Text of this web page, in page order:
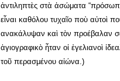
ἀντιληπτὲς στὰ ἀσώματα
εἶναι καθόλου τυχαῖο ποὺ αὐτοὶ
ανακάλυψαν καὶ τὸν προέβαλαν
ἁγιογραφικὸ ἦταν οἱ ἐγελιανοὶ
τοῦ περασμένου αἰώνα.)